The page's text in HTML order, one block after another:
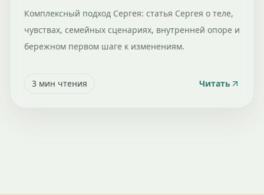
Комплексный подход Сергея: статья Сергея о теле,
чувствах, семейных сценариях, внутренней опоре и
бережном первом шаге к изменениям.
3 мин чтения Читать